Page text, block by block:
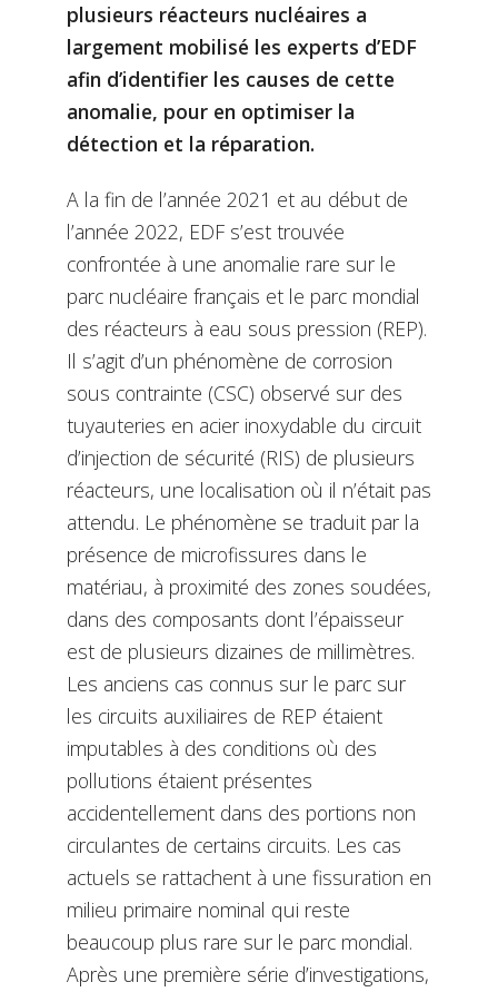
plusieurs réacteurs nucléaires a
largement mobilisé les experts d’EDF
afin d’identifier les causes de cette
anomalie, pour en optimiser la
détection et la réparation.
A la fin de l’année 2021 et au début de
l’année 2022, EDF s’est trouvée
confrontée à une anomalie rare sur le
parc nucléaire français et le parc mondial
des réacteurs à eau sous pression (REP).
Il s’agit d’un phénomène de corrosion
sous contrainte (CSC) observé sur des
tuyauteries en acier inoxydable du circuit
d’injection de sécurité (RIS) de plusieurs
réacteurs, une localisation où il n’était pas
attendu. Le phénomène se traduit par la
présence de microfissures dans le
matériau, à proximité des zones soudées,
dans des composants dont l’épaisseur
est de plusieurs dizaines de millimètres.
Les anciens cas connus sur le parc sur
les circuits auxiliaires de REP étaient
imputables à des conditions où des
pollutions étaient présentes
accidentellement dans des portions non
circulantes de certains circuits. Les cas
actuels se rattachent à une fissuration en
milieu primaire nominal qui reste
beaucoup plus rare sur le parc mondial.
Après une première série d’investigations,